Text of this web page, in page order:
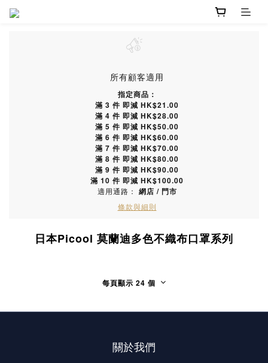
所有顧客適用
指定商品：
滿 3 件 即減 HK$21.00
滿 4 件 即減 HK$28.00
滿 5 件 即減 HK$50.00
滿 6 件 即減 HK$60.00
滿 7 件 即減 HK$70.00
滿 8 件 即減 HK$80.00
滿 9 件 即減 HK$90.00
滿 10 件 即減 HK$100.00
適用通路： 網店 / 門市
條款與細則
日本Picool 莫蘭迪多色不織布口罩系列
每頁顯示 24 個
關於我們